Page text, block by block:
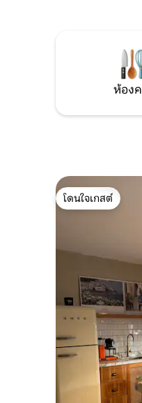
ความเป็นประวัติศ
ประสบการณ์วันห
เอกลักษณ์ที่แตกต่
ห้อง
โดนใจเกสต์
โดนใจเกสต์